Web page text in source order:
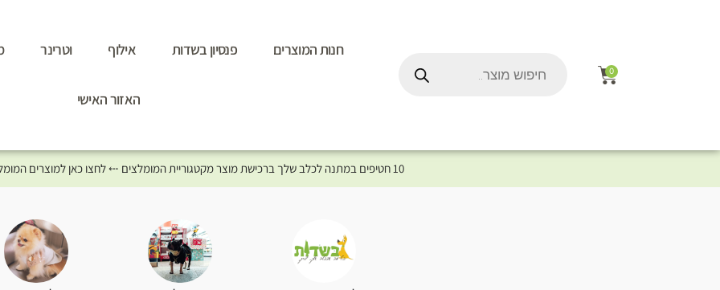
0
חנות המוצרים פנסיון בשדות אילוף וטרינר
האזור האישי
10 חטיפים במתנה לכלב שלך ברכישת מוצר מקטגוריית המומלצים ⤎ לחצו כאן למוצרים המומלצים לכלב